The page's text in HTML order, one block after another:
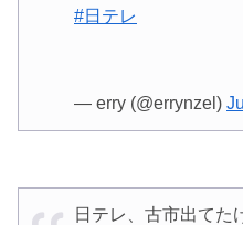
#日テレ
— erry (@errynzel)
日テレ、古市出てた